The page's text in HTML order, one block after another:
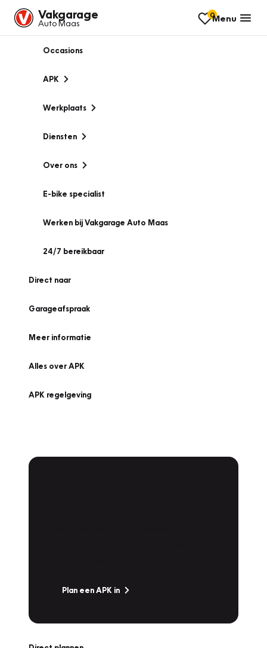
Vakgarage
Auto Maas
0Menu
Occasions
APK
Werkplaats
Diensten
Over ons
E-bike specialist
Werken bij Vakgarage Auto Maas
24/7 bereikbaar
Direct naar
Garageafspraak
Meer informatie
Alles over APK
APK regelgeving
Plan een APK in